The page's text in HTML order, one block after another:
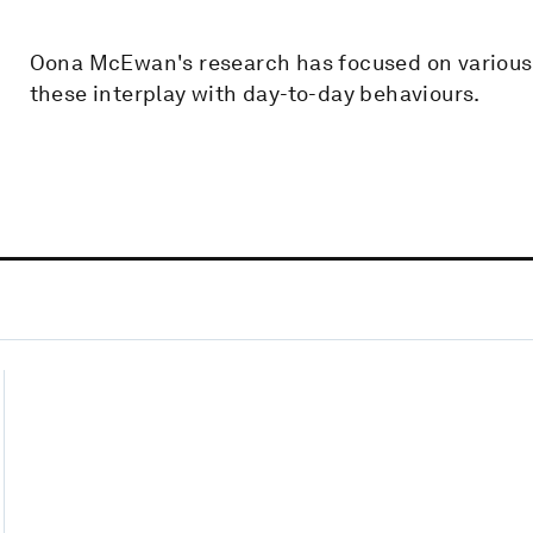
Oona McEwan's research has focused on
these interplay with day-to-day behaviours.